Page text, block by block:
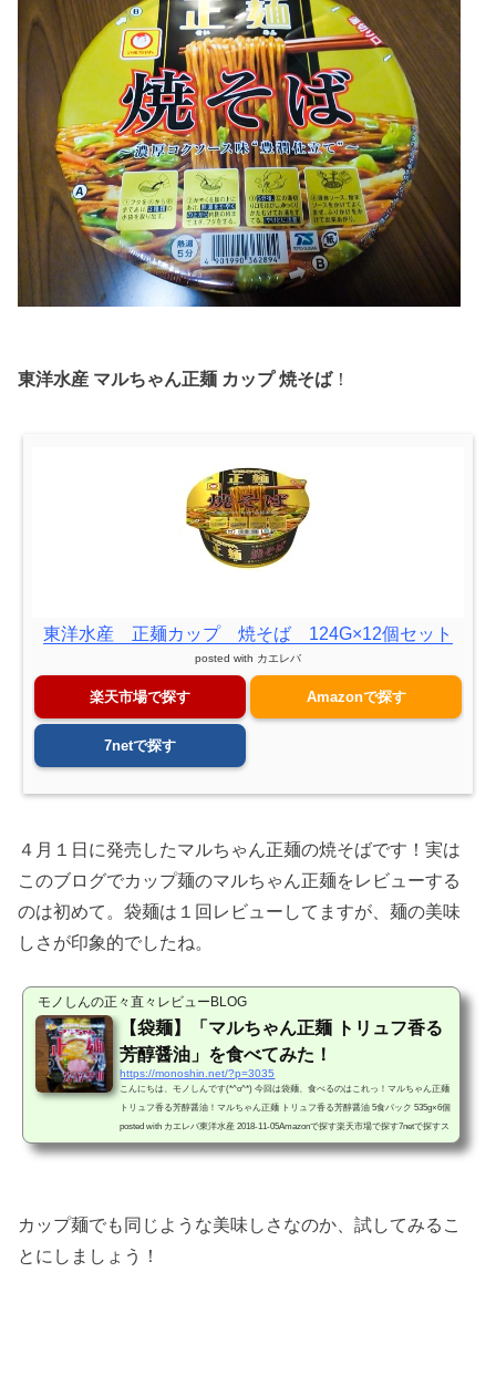
東洋水産 マルちゃん正麺 カップ 焼そば！
東洋水産 正麺カップ 焼そば 124G×12個セット
posted with カエレバ
楽天市場で探す Amazonで探す
7netで探す
４月１日に発売したマルちゃん正麺の焼そばです！実は
このブログでカップ麺のマルちゃん正麺をレビューする
のは初めて。袋麺は１回レビューしてますが、麺の美味
しさが印象的でしたね。
モノしんの正々直々レビューBLOG
【袋麺】「マルちゃん正麺 トリュフ香る
芳醇醤油」を食べてみた！
https://monoshin.net/?p=3035
こんにちは、モノしんです(*^o^*) 今回は袋麺、食べるのはこれっ！マルちゃん正麺
トリュフ香る芳醇醤油！マルちゃん正麺 トリュフ香る芳醇醤油 5食パック 535g×6個
posted with カエレバ東洋水産 2018-11-05Amazonで探す楽天市場で探す7netで探すス
ーパーにて５食パックを税込３２１円で購入。黒を基調にしたパッケージが高級感
カップ麺でも同じような美味しさなのか、試してみるこ
とにしましょう！